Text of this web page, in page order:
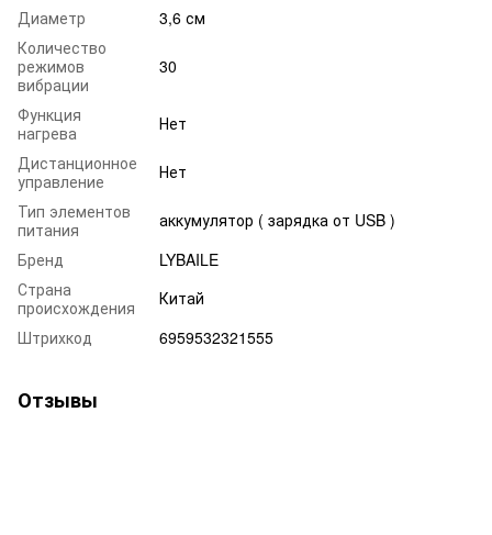
Диаметр
3,6 см
Количество
режимов
вибрации
30
Функция
нагрева
Нет
Дистанционное
управление
Нет
Тип элементов
питания
аккумулятор ( зарядка от USB )
Бренд
LYBAILE
Страна
происхождения
Китай
Штрихкод
6959532321555
Отзывы